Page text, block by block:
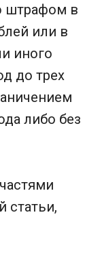
штрафом в
или в
иного
до трех
либо без
статьи,